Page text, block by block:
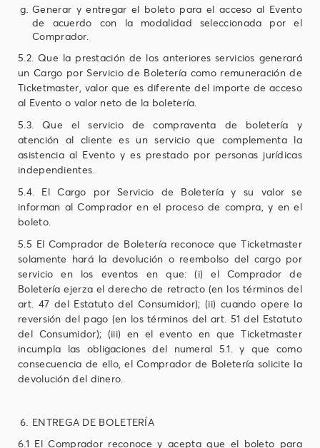
Generar y entregar el boleto para el acceso al Evento
de acuerdo con la modalidad seleccionada por el
Comprador.
5.2. Que la prestación de los anteriores servicios generará
un Cargo por Servicio de Boletería como remuneración de
Ticketmaster, valor que es diferente del importe de acceso
al Evento o valor neto de la boletería.
5.3. Que el servicio de compraventa de boletería y
atención al cliente es un servicio que complementa la
asistencia al Evento y es prestado por personas jurídicas
independientes.
5.4. El Cargo por Servicio de Boletería y su valor se
informan al Comprador en el proceso de compra, y en el
boleto.
5.5 El Comprador de Boletería reconoce que Ticketmaster
solamente hará la devolución o reembolso del cargo por
servicio en los eventos en que: (i) el Comprador de
Boletería ejerza el derecho de retracto (en los términos del
art. 47 del Estatuto del Consumidor); (ii) cuando opere la
reversión del pago (en los términos del art. 51 del Estatuto
del Consumidor); (iii) en el evento en que Ticketmaster
incumpla las obligaciones del numeral 5.1. y que como
consecuencia de ello, el Comprador de Boletería solicite la
devolución del dinero.
ENTREGA DE BOLETERÍA
6.1 El Comprador reconoce y acepta que el boleto para